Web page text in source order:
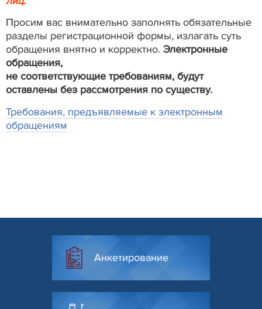
Просим вас внимательно заполнять обязательные
разделы регистрационной формы, излагать суть
обращения внятно и корректно. Электронные
oбращения,
не соответствующие требованиям, будут
оставлены без рассмотрения по существу.
Требования, предъявляемые к электронным
обращениям
Анкетирование